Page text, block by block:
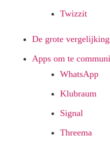
Twizzit
De grote
Apps om te
WhatsApp
Klubraum
Signal
Threema